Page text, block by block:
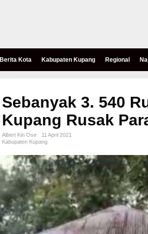
Berita Kota Kabupaten Kupang Regional
Sebanyak 3. 540
Kupang Rusak
Albert Kin Ose
11 April 2021
Kabupaten Kupang